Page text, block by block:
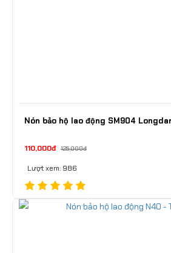
Nón bảo hộ lao động SM904
110,000đ 125,000đ
Lượt xem: 986